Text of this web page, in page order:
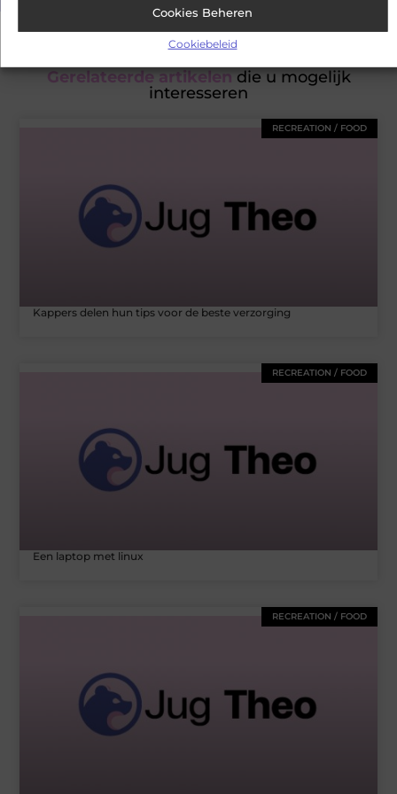
Cookies Beheren
Cookiebeleid
Gerelateerde artikelen die u mogelijk
interesseren
RECREATION / FOOD
Kappers delen hun tips voor de beste verzorging
RECREATION / FOOD
Een laptop met linux
RECREATION / FOOD